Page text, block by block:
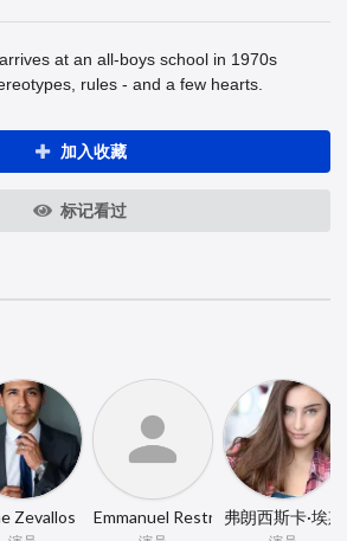
at an all-boys school in 1970s
rules - and a few hearts.
加入收藏
标记看过
Zevallos Emmanuel Restrepo弗朗西斯卡·埃